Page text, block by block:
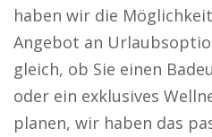
haben wir die
Angebot an
gleich, ob Sie einen
oder ein exklusives
planen, wir haben das